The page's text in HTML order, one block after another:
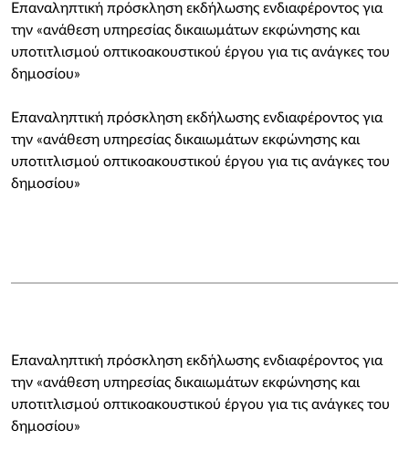
Επαναληπτική πρόσκληση εκδήλωσης ενδιαφέροντος για
την «ανάθεση υπηρεσίας δικαιωμάτων εκφώνησης και
υποτιτλισμού οπτικοακουστικού έργου για τις ανάγκες του
δημοσίου»
Επαναληπτική πρόσκληση εκδήλωσης ενδιαφέροντος για
την «ανάθεση υπηρεσίας δικαιωμάτων εκφώνησης και
υποτιτλισμού οπτικοακουστικού έργου για τις ανάγκες του
δημοσίου»
Επαναληπτική πρόσκληση εκδήλωσης ενδιαφέροντος για
την «ανάθεση υπηρεσίας δικαιωμάτων εκφώνησης και
υποτιτλισμού οπτικοακουστικού έργου για τις ανάγκες του
δημοσίου»